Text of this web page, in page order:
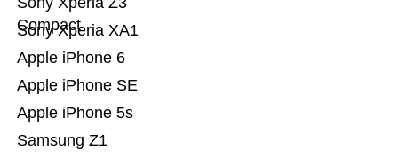
Samsung Z1
Apple iPhone 5s
Apple iPhone SE
Apple iPhone 6
Sony Xperia XA1
Compact